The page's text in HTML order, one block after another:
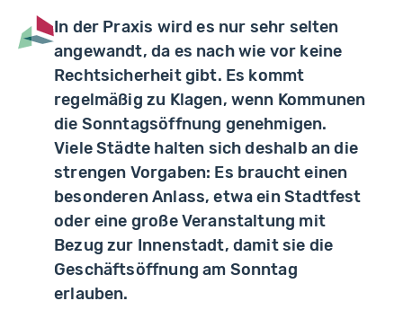
In der Praxis wird es nur sehr selten
angewandt, da es nach wie vor keine
Rechtsicherheit gibt. Es kommt
regelmäßig zu Klagen, wenn Kommunen
die Sonntagsöffnung genehmigen.
Viele Städte halten sich deshalb an die
strengen Vorgaben: Es braucht einen
besonderen Anlass, etwa ein Stadtfest
oder eine große Veranstaltung mit
Bezug zur Innenstadt, damit sie die
Geschäftsöffnung am Sonntag
erlauben.